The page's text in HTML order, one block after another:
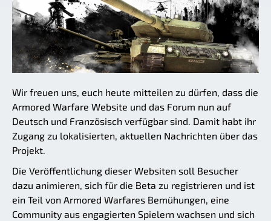
Wir freuen uns, euch heute mitteilen zu dürfen, dass die
Armored Warfare Website und das Forum nun auf
Deutsch und Französisch verfügbar sind. Damit habt ihr
Zugang zu lokalisierten, aktuellen Nachrichten über das
Projekt.
Die Veröffentlichung dieser Websiten soll Besucher
dazu animieren, sich für die Beta zu registrieren und ist
ein Teil von Armored Warfares Bemühungen, eine
Community aus engagierten Spielern wachsen und sich